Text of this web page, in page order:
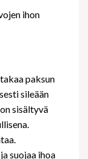
ihon
paksun
sileään
sisältyvä
suojaa ihoa